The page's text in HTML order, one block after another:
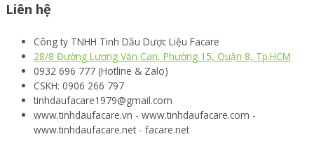
Liên hệ
Công ty TNHH Tinh Dầu Dược Liệu Facare
28/8 Đường Lương Văn Can, Phường 15, Quận 8, Tp.HCM
0932 696 777 (Hotline & Zalo)
CSKH: 0906 266 797
tinhdaufacare1979@gmail.com
www.tinhdaufacare.vn - www.tinhdaufacare.com -
www.tinhdaufacare.net - facare.net